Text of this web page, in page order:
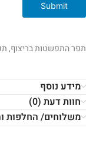
Submit
תפר התפשטות בריצוף,
מידע נוסף
חוות דעת (0)
משלוחים/ החלפות